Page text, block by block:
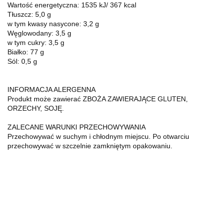
Wartość energetyczna: 1535 kJ/ 367 kcal
Tłuszcz: 5,0 g
w tym kwasy nasycone: 3,2 g
Węglowodany: 3,5 g
w tym cukry: 3,5 g
Białko: 77 g
Sól: 0,5 g
INFORMACJA ALERGENNA
Produkt może zawierać ZBOŻA ZAWIERAJĄCE GLUTEN,
ORZECHY, SOJĘ.
ZALECANE WARUNKI PRZECHOWYWANIA
Przechowywać w suchym i chłodnym miejscu. Po otwarciu
przechowywać w szczelnie zamkniętym opakowaniu.